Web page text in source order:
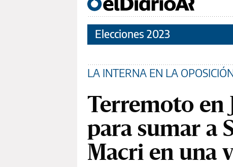
Elecciones 2023
LA INTERNA EN LA
Terremoto en
para sumar a
Macri en una